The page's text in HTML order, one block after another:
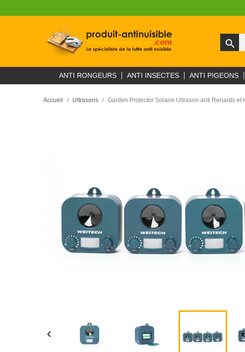
search
ANTI RONGEURS ANTI INSECTES ANTI PIGEONS
Accueil Ultrasons Garden Protector Solaire Ultrason anti Renards et
